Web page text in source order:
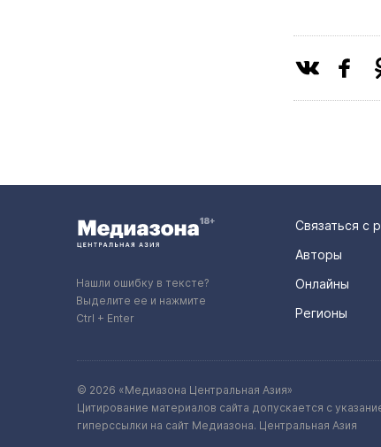
Нашли ошибку в тексте?
Выделите ее и нажмите
Ctrl + Enter
Связаться с
Авторы
Онлайны
Регионы
© 2026 «Медиазона Центральная Азия»
Цитирование материалов сайта допускается с
гиперссылки на сайт Медиазона. Центральная Азия